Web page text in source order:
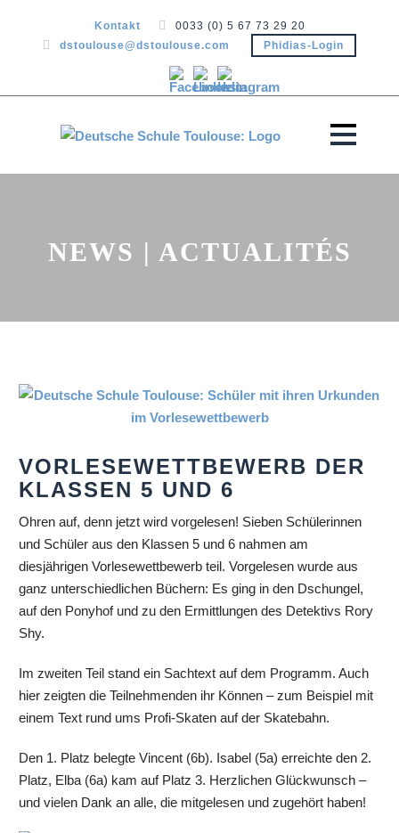
Kontakt
0033 (0) 5 67 73 29 20
dstoulouse@dstoulouse.com
Phidias-Login
NEWS | ACTUALITÉS
VORLESEWETTBEWERB DER
KLASSEN 5 UND 6
Ohren auf, denn jetzt wird vorgelesen! Sieben Schülerinnen
und Schüler aus den Klassen 5 und 6 nahmen am
diesjährigen Vorlesewettbewerb teil. Vorgelesen wurde aus
ganz unterschiedlichen Büchern: Es ging in den Dschungel,
auf den Ponyhof und zu den Ermittlungen des Detektivs Rory
Shy.
Im zweiten Teil stand ein Sachtext auf dem Programm. Auch
hier zeigten die Teilnehmenden ihr Können – zum Beispiel mit
einem Text rund ums Profi‑Skaten auf der Skatebahn.
Den 1. Platz belegte Vincent (6b). Isabel (5a) erreichte den 2.
Platz, Elba (6a) kam auf Platz 3. Herzlichen Glückwunsch –
und vielen Dank an alle, die mitgelesen und zugehört haben!